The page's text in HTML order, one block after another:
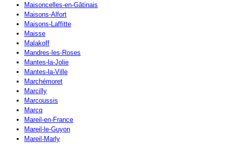
Maisoncelles-en-Gâtinais
Maisons-Alfort
Maisons-Laffitte
Maisse
Malakoff
Mandres-les-Roses
Mantes-la-Jolie
Mantes-la-Ville
Marchémoret
Marcilly
Marcoussis
Marcq
Mareil-en-France
Mareil-le-Guyon
Mareil-Marly